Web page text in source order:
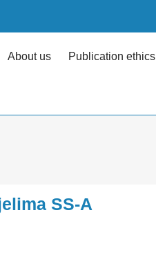
About us Publication ethics
SS-A